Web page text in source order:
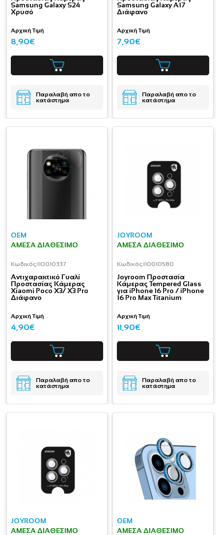
Samsung Galaxy S24
Χρυσό
Αρχική Τιμή
8,90€
Παραλαβή απο το
κατάστημα
Samsung Galaxy Α17
Διάφανο
Αρχική Τιμή
7,90€
Παραλαβή απο το
κατάστημα
OEM
ΆΜΕΣΑ ΔΙΑΘΈΣΙΜΟ
Κωδικός:I10010337
Aντιχαρακτικό Γυαλί
Προστασίας Κάμερας
Xiaomi Poco X3/ X3 Pro
Διάφανο
Αρχική Τιμή
4,90€
Παραλαβή απο το
κατάστημα
JOYROOM
ΆΜΕΣΑ ΔΙΑΘΈΣΙΜΟ
Κωδικός:I10010580
Joyroom Προστασία
Κάμερας Tempered Glass
για iPhone 16 Pro / iPhone
16 Pro Max Titanium
Αρχική Τιμή
11,90€
Παραλαβή απο το
κατάστημα
JOYROOM
ΆΜΕΣΑ ΔΙΑΘΈΣΙΜΟ
OEM
ΆΜΕΣΑ ΔΙΑΘΈΣΙΜΟ